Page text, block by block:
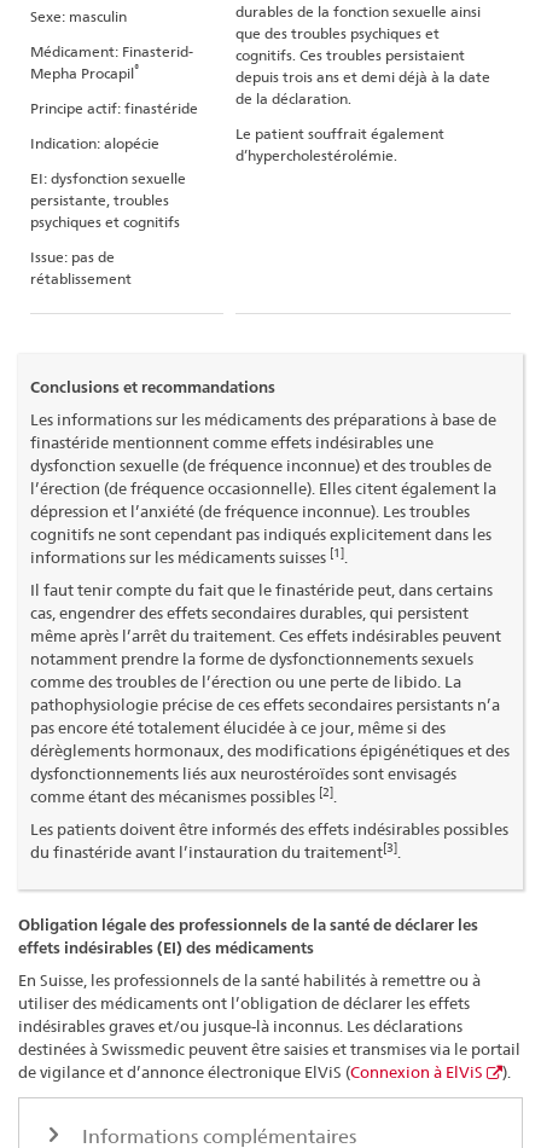
Sexe: masculin
Médicament: Finasterid-
Mepha Procapil®
Principe actif: finastéride
Indication: alopécie
EI: dysfonction sexuelle
persistante, troubles
psychiques et cognitifs
Issue: pas de
rétablissement
durables de la fonction sexuelle ainsi
que des troubles psychiques et
cognitifs. Ces troubles persistaient
depuis trois ans et demi déjà à la date
de la déclaration.
Le patient souffrait également
d’hypercholestérolémie.
Conclusions et recommandations
Les informations sur les médicaments des préparations à base de
finastéride mentionnent comme effets indésirables une
dysfonction sexuelle (de fréquence inconnue) et des troubles de
l’érection (de fréquence occasionnelle). Elles citent également la
dépression et l’anxiété (de fréquence inconnue). Les troubles
cognitifs ne sont cependant pas indiqués explicitement dans les
informations sur les médicaments suisses [1]
Il faut tenir compte du fait que le finastéride peut, dans certains
cas, engendrer des effets secondaires durables, qui persistent
même après l’arrêt du traitement. Ces effets indésirables peuvent
notamment prendre la forme de dysfonctionnements sexuels
comme des troubles de l’érection ou une perte de libido. La
pathophysiologie précise de ces effets secondaires persistants n’a
pas encore été totalement élucidée à ce jour, même si des
dérèglements hormonaux, des modifications épigénétiques et des
dysfonctionnements liés aux neurostéroïdes sont envisagés
comme étant des mécanismes possibles [2]
Les patients doivent être informés des effets indésirables possibles
du finastéride avant l’instauration du traitement[3]
Obligation légale des professionnels de la santé de déclarer les
effets indésirables (EI) des médicaments
En Suisse, les professionnels de la santé habilités à remettre ou à
utiliser des médicaments ont l’obligation de déclarer les effets
indésirables graves et/ou jusque-là inconnus. Les déclarations
destinées à Swissmedic peuvent être saisies et transmises via le portail
de vigilance et d’annonce électronique ElViS (Connexion à ElViS ).
Informations complémentaires